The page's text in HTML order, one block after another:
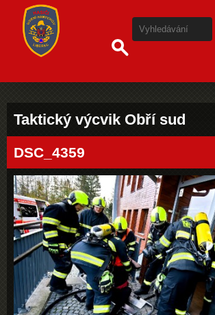
Taktický výcvik Obří sud
DSC_4359